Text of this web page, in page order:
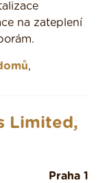
na zateplení
,
Limited,
Praha 1